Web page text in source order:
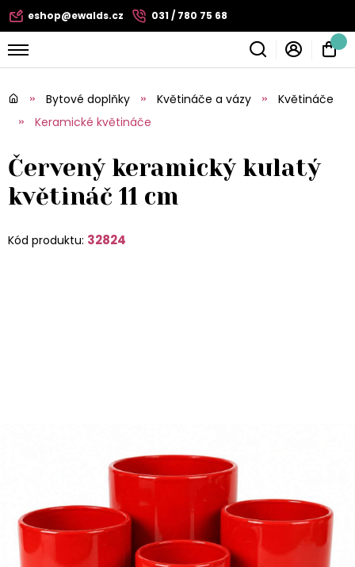
eshop@ewalds.cz 031 / 780 75 68
Bytové doplňky Květináče a vázy
Květináče
Keramické květináče
Červený keramický kulatý
květináč 11 cm
Kód produktu: 32824